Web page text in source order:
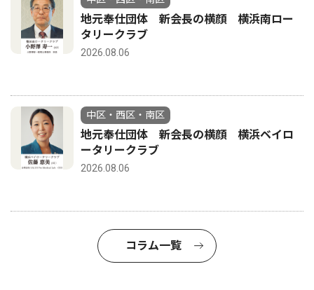
地元奉仕団体 新会長の横顔 横浜南ロー
タリークラブ
2026.08.06
中区・西区・南区
地元奉仕団体 新会長の横顔 横浜ベイロ
ータリークラブ
2026.08.06
コラム一覧